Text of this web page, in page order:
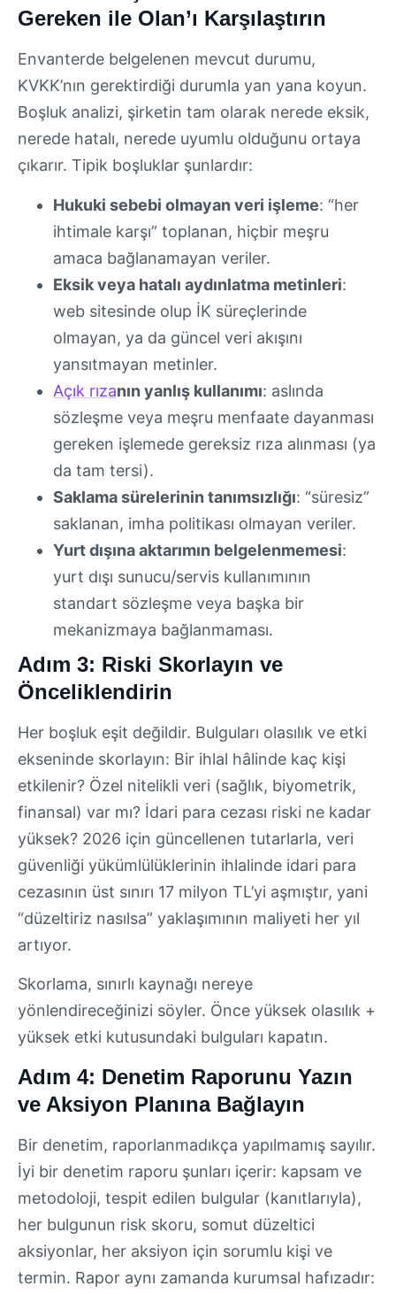
Gereken ile Olan’ı Karşılaştırın
Envanterde belgelenen mevcut durumu,
KVKK’nın gerektirdiği durumla yan yana koyun.
Boşluk analizi, şirketin tam olarak nerede eksik,
nerede hatalı, nerede uyumlu olduğunu ortaya
çıkarır. Tipik boşluklar şunlardır:
Hukuki sebebi olmayan veri işleme: “her
ihtimale karşı” toplanan, hiçbir meşru
amaca bağlanamayan veriler.
Eksik veya hatalı aydınlatma metinleri:
web sitesinde olup İK süreçlerinde
olmayan, ya da güncel veri akışını
yansıtmayan metinler.
Açık rızanın yanlış kullanımı: aslında
sözleşme veya meşru menfaate dayanması
gereken işlemede gereksiz rıza alınması (ya
da tam tersi).
Saklama sürelerinin tanımsızlığı: “süresiz”
saklanan, imha politikası olmayan veriler.
Yurt dışına aktarımın belgelenmemesi:
yurt dışı sunucu/servis kullanımının
standart sözleşme veya başka bir
mekanizmaya bağlanmaması.
Adım 3: Riski Skorlayın ve
Önceliklendirin
Her boşluk eşit değildir. Bulguları olasılık ve etki
ekseninde skorlayın: Bir ihlal hâlinde kaç kişi
etkilenir? Özel nitelikli veri (sağlık, biyometrik,
finansal) var mı? İdari para cezası riski ne kadar
yüksek? 2026 için güncellenen tutarlarla, veri
güvenliği yükümlülüklerinin ihlalinde idari para
cezasının üst sınırı 17 milyon TL’yi aşmıştır, yani
“düzeltiriz nasılsa” yaklaşımının maliyeti her yıl
artıyor.
Skorlama, sınırlı kaynağı nereye
yönlendireceğinizi söyler. Önce yüksek olasılık +
yüksek etki kutusundaki bulguları kapatın.
Adım 4: Denetim Raporunu Yazın
ve Aksiyon Planına Bağlayın
Bir denetim, raporlanmadıkça yapılmamış sayılır.
İyi bir denetim raporu şunları içerir: kapsam ve
metodoloji, tespit edilen bulgular (kanıtlarıyla),
her bulgunun risk skoru, somut düzeltici
aksiyonlar, her aksiyon için sorumlu kişi ve
termin. Rapor aynı zamanda kurumsal hafızadır: